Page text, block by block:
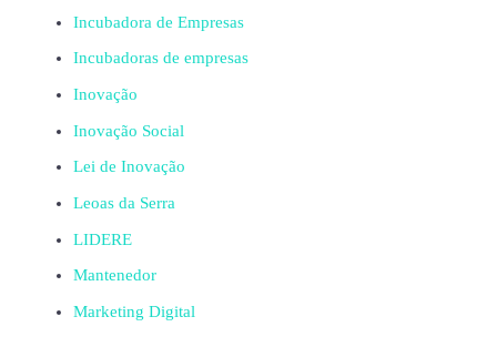
Incubadora de Empresas
Incubadoras de empresas
Inovação
Inovação Social
Lei de Inovação
Leoas da Serra
LIDERE
Mantenedor
Marketing Digital